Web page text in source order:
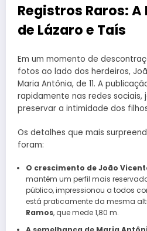
Registros Raros:
de Lázaro e Taís
Em um momento de
fotos ao lado dos herdeiros,
Maria Antônia, de 11. A
rapidamente nas redes
preservar a intimidade dos
Os detalhes que mais
foram:
O crescimento de João
mantém um perfil mais
público, impressionou a todos
está praticamente da mesma
Ramos, que mede 1,80 m.